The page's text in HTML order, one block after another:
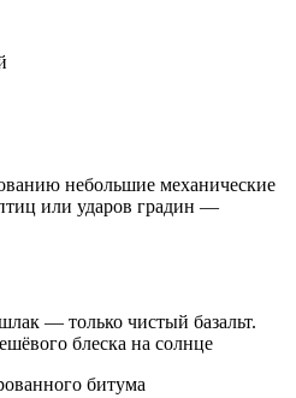
небольшие механические
или ударов градин —
— только чистый базальт.
блеска на солнце
битума